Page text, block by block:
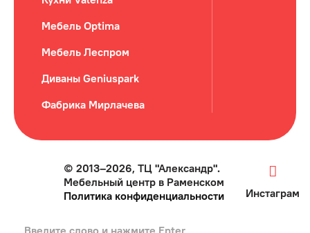
Мебель Optima
Мебель Леспром
Диваны Geniuspark
Фабрика Мирлачева
© 2013–2026, ТЦ "Александр".
Мебельный центр в Раменском
Политика конфиденциальности
Инстаграм